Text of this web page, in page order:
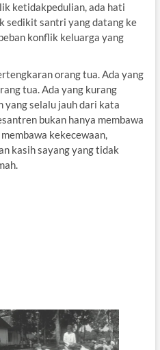
ketidakpedulian, ada hati
sedikit santri yang datang ke
konflik keluarga yang
orang tua. Ada yang
tua. Ada yang kurang
yang selalu jauh dari kata
bukan hanya membawa
kekecewaan,
kasih sayang yang tidak